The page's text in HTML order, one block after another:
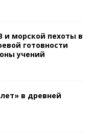
и морской пехоты в
готовности
учений
в древней